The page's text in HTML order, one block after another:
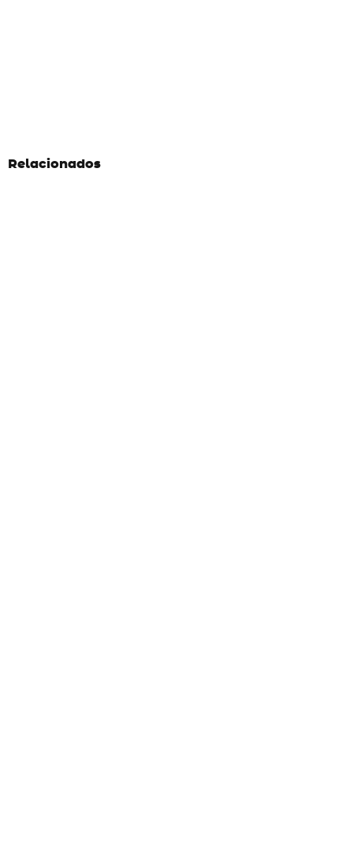
Relacionados